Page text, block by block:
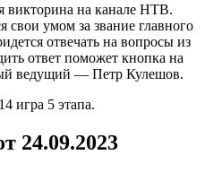
викторина на канале НТВ.
свои умом за звание главного
отвечать на вопросы из
ответ поможет кнопка на
ведущий — Петр Кулешов.
игра 5 этапа.
24.09.2023